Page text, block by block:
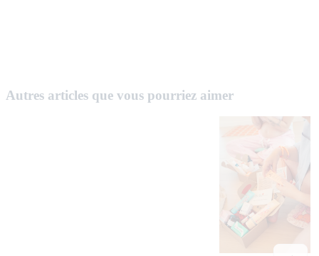
Autres articles que vous pourriez aimer